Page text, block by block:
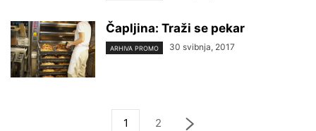
Čapljina: Traži se pekar
ARHIVA PROMO 30 svibnja, 2017
1 2